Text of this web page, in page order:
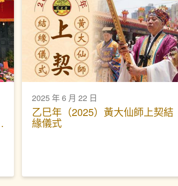
2025 年 6 月 22 日
乙巳年（2025）黃大仙師上契結
緣儀式